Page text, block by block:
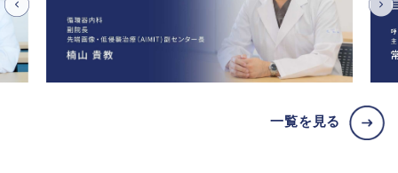
一覧を見る